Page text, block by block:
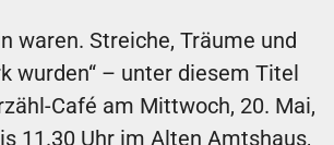
waren. Streiche, Träume und
wurden“ – unter diesem Titel
Café am Mittwoch, 20. Mai,
11.30 Uhr im Alten Amtshaus,